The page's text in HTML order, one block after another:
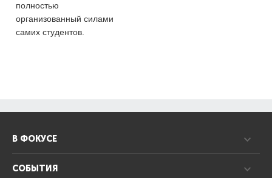
полностью
организованный силами
самих студентов.
В ФОКУСЕ
СОБЫТИЯ